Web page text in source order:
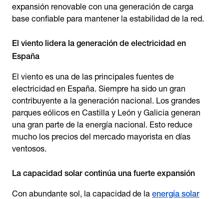
expansión renovable con una generación de carga
base confiable para mantener la estabilidad de la red.
El viento lidera la generación de electricidad en
España
El viento es una de las principales fuentes de
electricidad en España. Siempre ha sido un gran
contribuyente a la generación nacional. Los grandes
parques eólicos en Castilla y León y Galicia generan
una gran parte de la energía nacional. Esto reduce
mucho los precios del mercado mayorista en días
ventosos.
La capacidad solar continúa una fuerte expansión
Con abundante sol, la capacidad de la energía solar